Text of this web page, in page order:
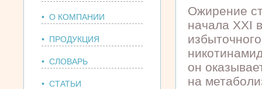
• О КОМПАНИИ
• ПРОДУКЦИЯ
• СЛОВАРЬ
• СТАТЬИ
Ожирение
начала XXI
он
на